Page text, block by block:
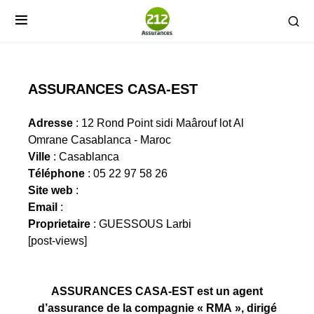
ASSURANCES CASA-EST
Adresse : 12 Rond Point sidi Maârouf lot Al
Omrane Casablanca - Maroc
Ville : Casablanca
Téléphone : 05 22 97 58 26
Site web :
Email :
Proprietaire : GUESSOUS Larbi
[post-views]
ASSURANCES CASA-EST est un agent
d’assurance de la compagnie « RMA », dirigé